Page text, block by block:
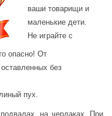
ваши товарищи и
маленькие дети.
Не играйте с
опасно! От
без
пух.
на чердаках. При